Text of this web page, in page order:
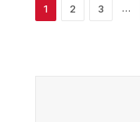
1 2 3 …